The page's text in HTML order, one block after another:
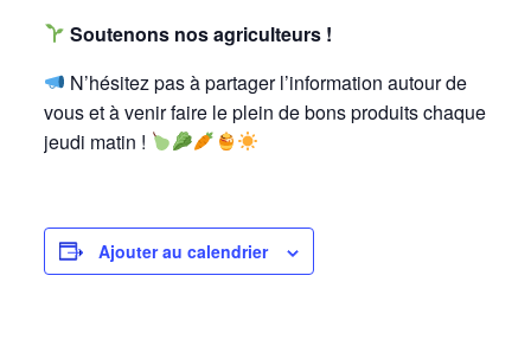
Soutenons nos agriculteurs !
N’hésitez pas à partager l’information autour de
vous et à venir faire le plein de bons produits chaque
jeudi matin !
Ajouter au calendrier